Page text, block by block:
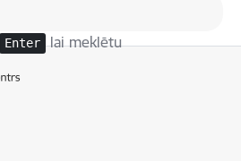
Enter lai meklētu